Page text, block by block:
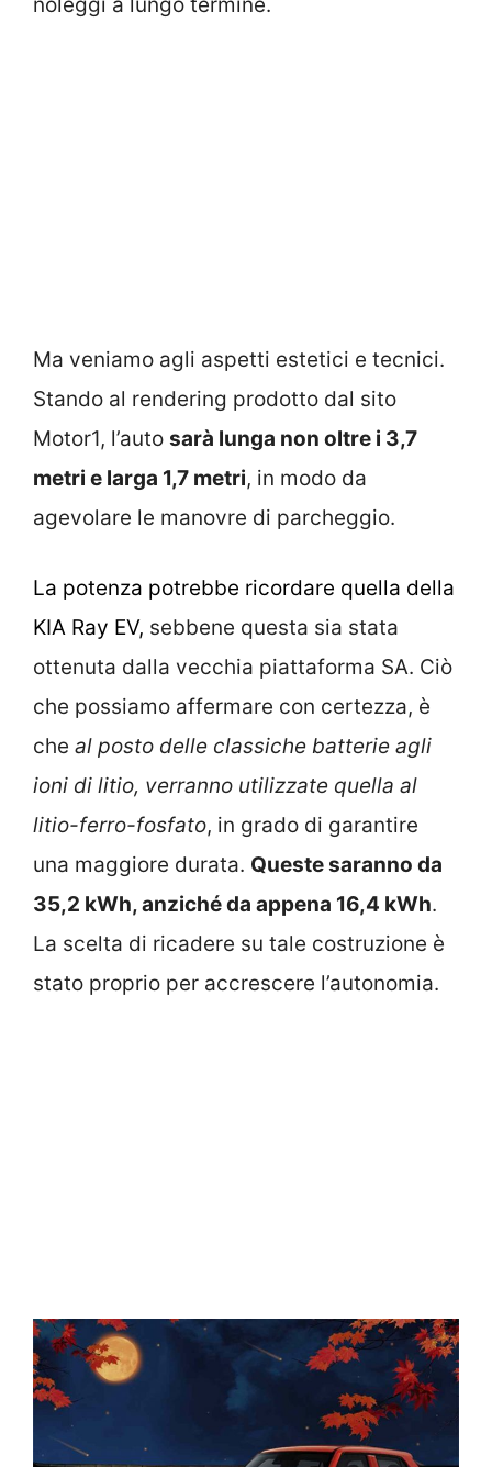
noleggi a lungo termine.
Ma veniamo agli aspetti estetici e tecnici.
Stando al rendering prodotto dal sito
Motor1, l’auto sarà lunga non oltre i 3,7
metri e larga 1,7 metri, in modo da
agevolare le manovre di parcheggio.
La potenza potrebbe ricordare quella della
KIA Ray EV, sebbene questa sia stata
ottenuta dalla vecchia piattaforma SA. Ciò
che possiamo affermare con certezza, è
che al posto delle classiche batterie agli
ioni di litio, verranno utilizzate quella al
litio-ferro-fosfato, in grado di garantire
una maggiore durata. Queste saranno da
35,2 kWh, anziché da appena 16,4 kWh.
La scelta di ricadere su tale costruzione è
stato proprio per accrescere l’autonomia.